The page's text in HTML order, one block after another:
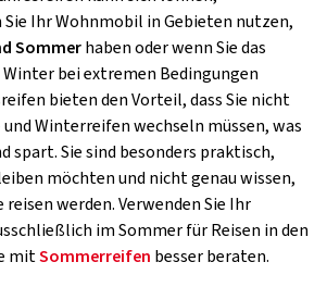
Sie Ihr Wohnmobil in Gebieten nutzen,
Sommerhaben oder wenn Sie das
bei extremen Bedingungen
bieten den Vorteil, dass Sie nicht
Winterreifen wechseln müssen, was
spart. Sie sind besonders praktisch,
möchten und nicht genau wissen,
werden. Verwenden Sie Ihr
im Sommer für Reisen in den
mitSommerreifen besser beraten.